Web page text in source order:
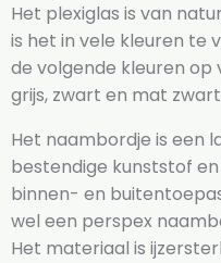
Het plexiglas is van
is het in vele kleuren te
de volgende kleuren op
grijs, zwart en mat
Het naambordje is een
bestendige kunststof
binnen- en
wel een perspex
Het materiaal is